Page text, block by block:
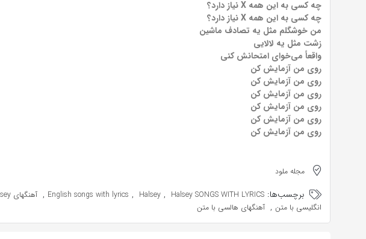
چه کسی به این همه X نیاز دارد؟
چه کسی به این همه X نیاز دارد؟
من خوشگلم مثل یه تصادف ماشین
زشت مثل یه لالایی
واقعاً می‌خوای امتحانش کنی
روی من آزمایش کن
روی من آزمایش کن
روی من آزمایش کن
روی من آزمایش کن
روی من آزمایش کن
روی من آزمایش کن
مجله ملود
برچسب‌ها: English songs with lyrics , Halsey , Halsey SONGS WITH LYRICS
, آهنگهای Halsey
انگلیسی با متن , آهنگهای هالسی با متن